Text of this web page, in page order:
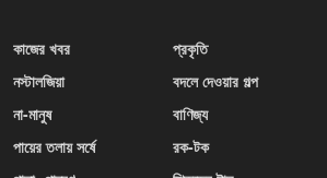
কাজের খবর
নস্টালজিয়া
না-মানুষ
পায়ের তলায় সর্ষে
প্রকৃতি
বদলে দেওয়ার গল্প
বাণিজ্য
রক-টক